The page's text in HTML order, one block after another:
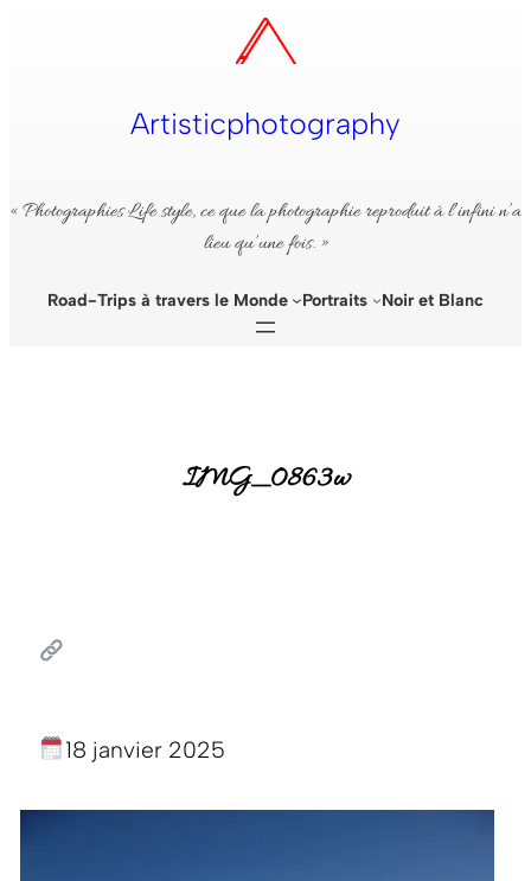
Artisticphotography
« Photographies Life style, ce que la photographie reproduit à l’infini n’a
lieu qu’une fois. »
Road-Trips à travers le Monde Portraits Noir et Blanc
IMG_0863w
18 janvier 2025